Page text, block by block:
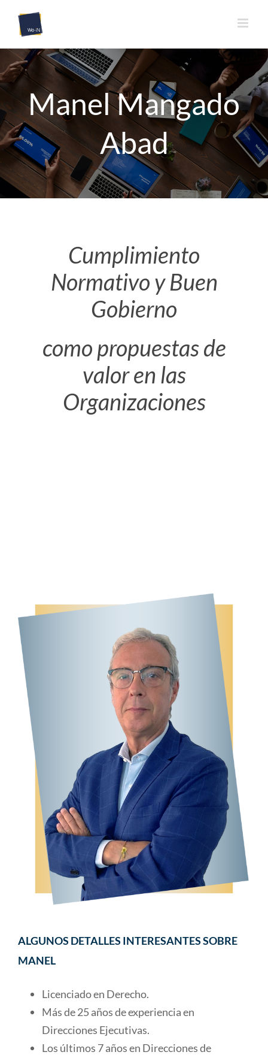
contenido
Manel Mangado
Abad
Cumplimiento
Normativo y Buen
Gobierno
como propuestas de
valor en las
Organizaciones
ALGUNOS DETALLES INTERESANTES SOBRE
MANEL
Licenciado en Derecho.
Más de 25 años de experiencia en
Direcciones Ejecutivas.
Los últimos 7 años en Direcciones de